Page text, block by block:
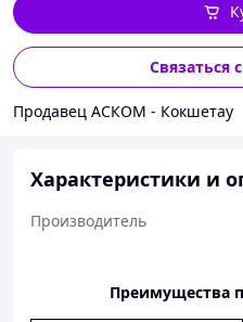
Связаться
Продавец АСКОМ - Кокшетау
Характеристики и
Производитель
Преимущества